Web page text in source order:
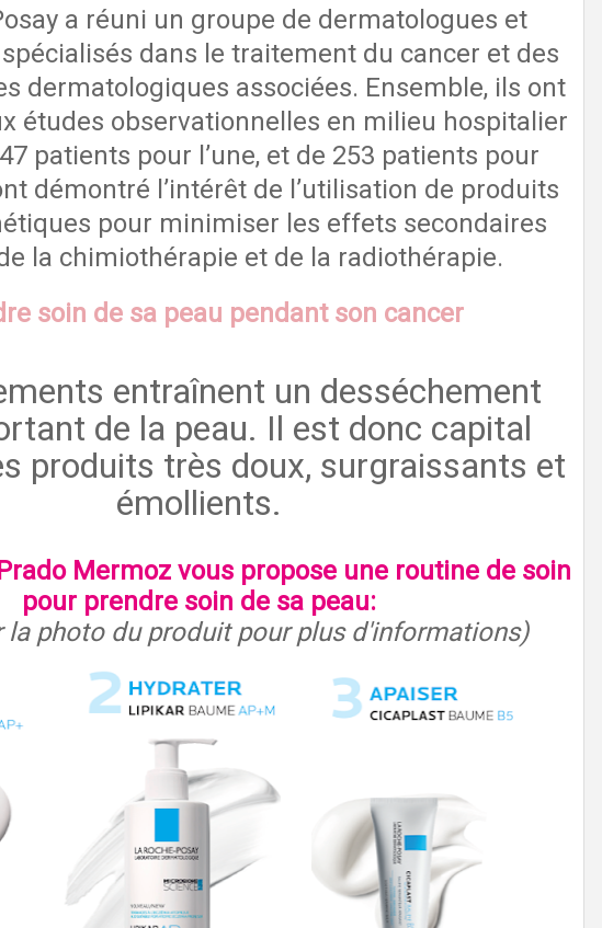
a réuni un groupe de dermatologues et
spécialisés dans le traitement du cancer et des
dermatologiques associées. Ensemble, ils ont
études observationnelles en milieu hospitalier
patients pour l’une, et de 253 patients pour
démontré l’intérêt de l’utilisation de produits
pour minimiser les effets secondaires
la chimiothérapie et de la radiothérapie.
soin de sa peau pendant son cancer
entraînent un desséchement
de la peau. Il est donc capital
produits très doux, surgraissants et
émollients.
Mermoz vous propose une routine de soin
pour prendre soin de sa peau:
la photo du produit pour plus d'informations)